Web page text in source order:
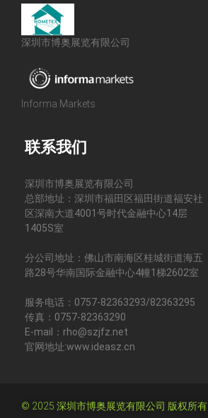
深圳市博奥展览有限公司
Informa Markets
联系我们
深圳市博奥展览有限公司
总部地址：深圳市福田区福田街道福安社
区深南大道4001号时代金融中心14层
1405S室
分公司地址：佛山市南海区桂城街道海五
路28号华南国际金融中心4幢1梯2602室
服务电话：0757-82363293/82363295
传真：0757-82363290
E-mail：rho@szjfz.net
官网地址:www.ideasz.cn
© 2025 深圳市博奥展览有限公司 版权所有